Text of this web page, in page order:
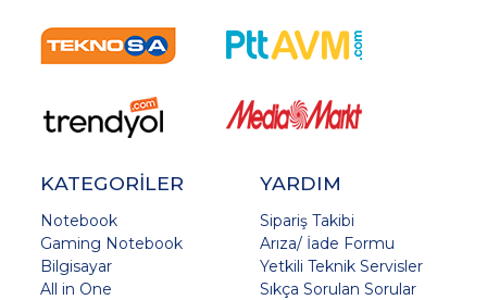
KATEGORİLER
Notebook
Gaming Notebook
Bilgisayar
All in One
YARDIM
Sipariş Takibi
Arıza/ İade Formu
Yetkili Teknik Servisler
Sıkça Sorulan Sorular